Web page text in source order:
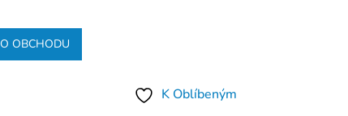
OBCHODU
K Oblíbeným